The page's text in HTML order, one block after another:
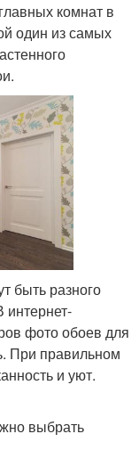
комнат в
один из самых
быть разного
интернет-
фото обоев для
При правильном
и уют.
выбрать